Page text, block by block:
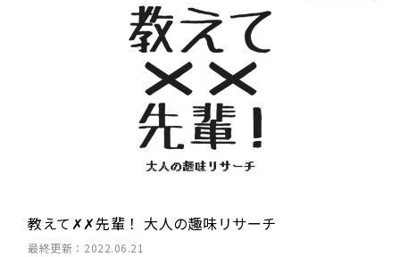
教えて✗✗先輩！ 大人の趣味リサーチ
最終更新：2022.06.21